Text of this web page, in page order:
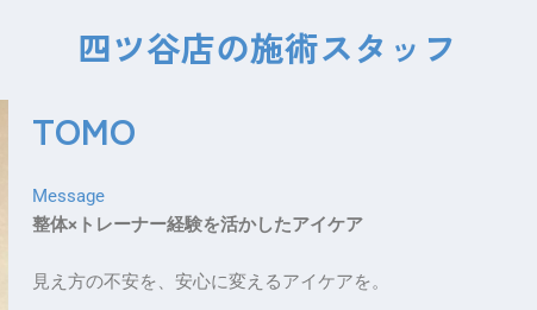
四ツ谷店の施術スタッフ
TOMO
Message
整体×トレーナー経験を活かしたアイケア
見え方の不安を、安心に変えるアイケアを。